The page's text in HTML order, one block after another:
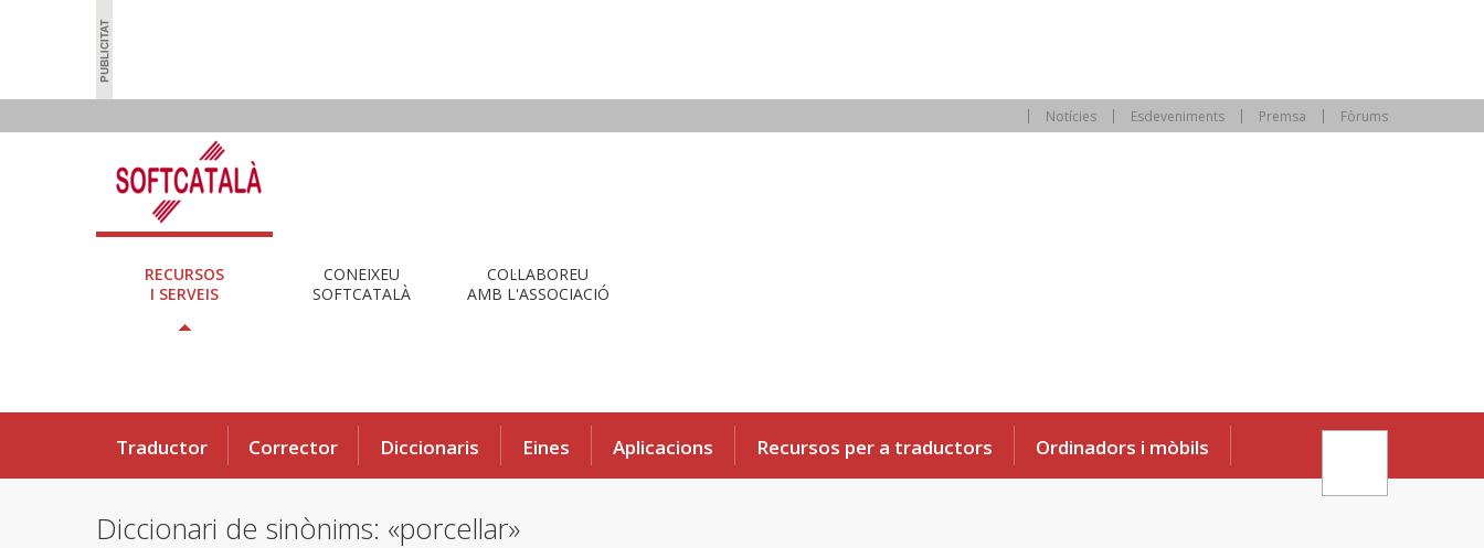
Notícies Esdeveniments Premsa Fòrums
RECURSOS
I SERVEIS
CONEIXEU
SOFTCATALÀ
COL·LABOREU
AMB L'ASSOCIACIÓ
Traductor Corrector Diccionaris Eines Aplicacions Recursos per a traductors Ordinadors i mòbils
Diccionari de sinònims: «porcellar»